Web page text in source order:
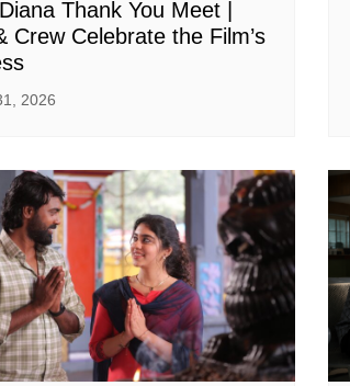
Thank You Meet |
Crew Celebrate the Film’s
2026